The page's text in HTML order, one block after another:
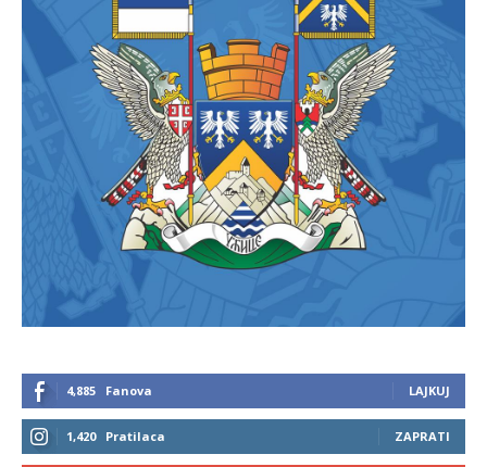
4,885 Fanova LAJKUJ
1,420 Pratilaca ZAPRATI